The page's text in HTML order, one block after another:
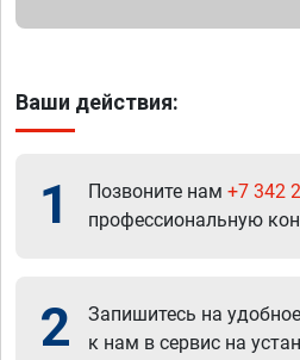
Ваши действия:
1 Позвоните нам +7 342
профессиональную
2
Запишитесь на
к нам в сервис на